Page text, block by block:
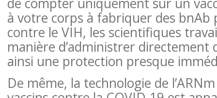
à votre corps à fabriquer des bnAb
contre le VIH, les scientifiques
manière d’administrer directement
ainsi une protection presque
De même, la technologie de